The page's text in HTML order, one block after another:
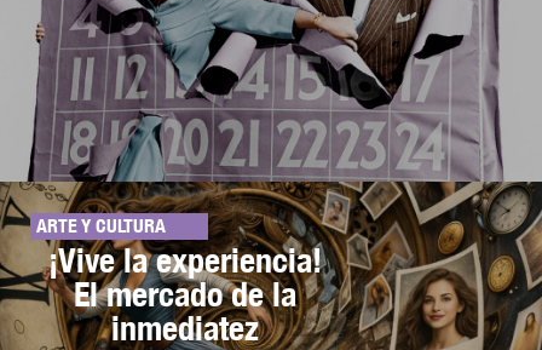
ARTE Y CULTURA
¡Vive la experiencia!
El mercado de la
inmediatez